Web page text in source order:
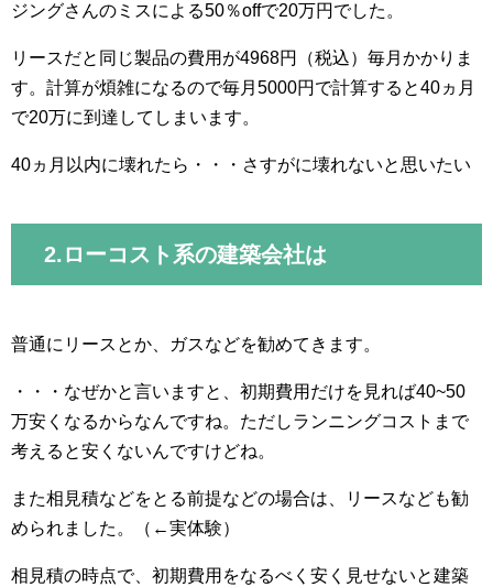
ジングさんのミスによる50％offで20万円でした。
リースだと同じ製品の費用が4968円（税込）毎月かかりま
す。計算が煩雑になるので毎月5000円で計算すると40ヵ月
で20万に到達してしまいます。
40ヵ月以内に壊れたら・・・さすがに壊れないと思いたい
2.ローコスト系の建築会社は
普通にリースとか、ガスなどを勧めてきます。
・・・なぜかと言いますと、初期費用だけを見れば40~50
万安くなるからなんですね。ただしランニングコストまで
考えると安くないんですけどね。
また相見積などをとる前提などの場合は、リースなども勧
められました。（←実体験）
相見積の時点で、初期費用をなるべく安く見せないと建築